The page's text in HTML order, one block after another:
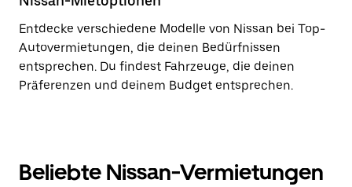
Entdecke verschiedene Modelle von Nissan bei Top-
Autovermietungen, die deinen Bedürfnissen
entsprechen. Du findest Fahrzeuge, die deinen
Präferenzen und deinem Budget entsprechen.
Beliebte Nissan-Vermietungen